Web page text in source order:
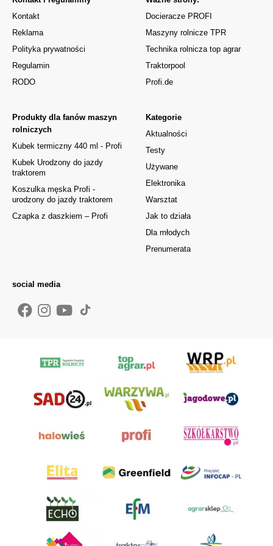
Kontakt
Reklama
Polityka prywatności
Regulamin
RODO
Kategorie
Aktualności
Testy
Używane
Elektronika
Warsztat
Jak to działa
Dla młodych
Prenumerata
Produkty dla fanów maszyn
rolniczych
Kubek termiczny 440 ml - Profi
Kubek Urodzony do jazdy
traktorem
Koszulka męska Profi -
urodzony do jazdy traktorem
Czapka z daszkiem – Profi
Docieracze PROFI
Maszyny rolnicze TPR
Technika rolnicza top agrar
Traktorpool
Profi.de
social media